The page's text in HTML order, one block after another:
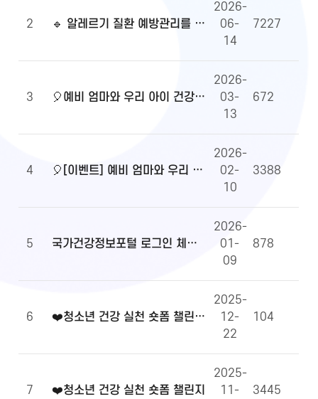
2 🔹 알레르기 질환 예방관리를 위한 알자내몸 이벤트
2026-
06-
14
7227
3 🎈예비 엄마와 우리 아이 건강정보, 무엇이든 물어보세요!🎈당첨자 발표
2026-
03-
13
672
4 🎈[이벤트] 예비 엄마와 우리 아이 건강정보, 무엇이든 물어보세요!🎈
2026-
02-
10
3388
5 국가건강정보포털 로그인 체계 전환 및 OpenAPI 이용 안내
2026-
01-
09
878
6 ❤️청소년 건강 실천 숏폼 챌린지 당첨자 발표
2025-
12-
22
104
7 ❤️청소년 건강 실천 숏폼 챌린지
2025-
11-
3445